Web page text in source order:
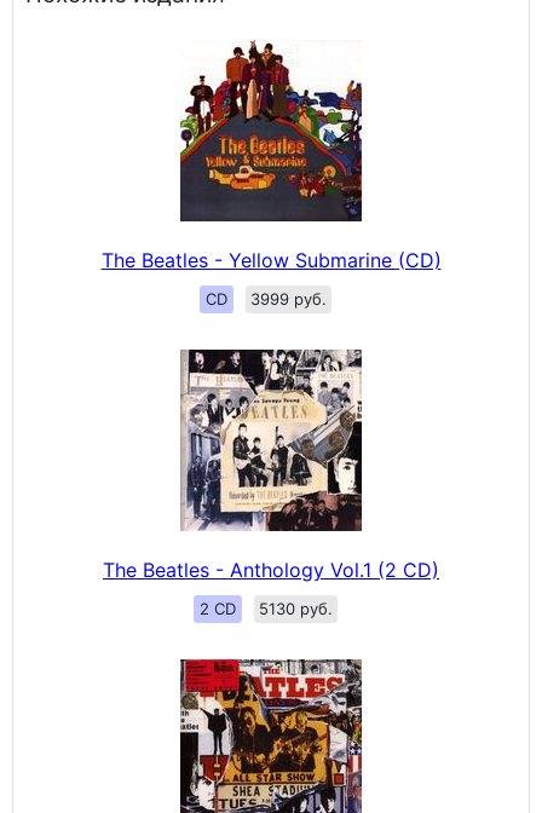
The Beatles - Yellow Submarine (CD)
CD 3999 руб.
The Beatles - Anthology Vol.1 (2 CD)
2 CD 5130 руб.